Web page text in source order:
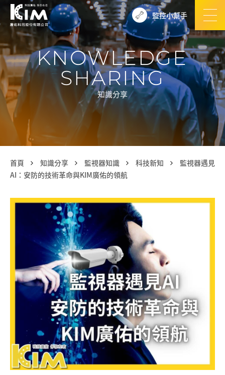
監控小幫手
KNOWLEDGE
SHARING
知識分享
首頁 知識分享 監視器知識 科技新知
監視器遇見
AI：安防的技術革命與KIM廣佑的領航